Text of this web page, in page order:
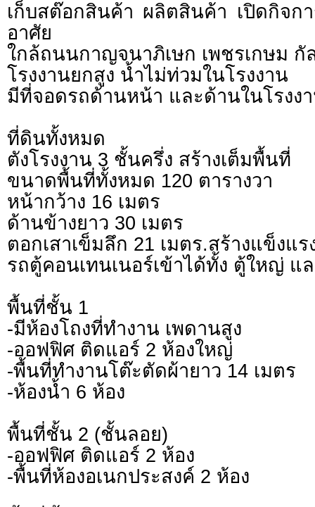
เก็บสต๊อกสินค้า ผลิตสินค้า เปิดกิจก
อาศัย
ใกล้ถนนกาญจนาภิเษก เพชรเกษม กั
โรงงานยกสูง น้ำไม่ท่วมในโรงงาน
มีที่จอดรถด้านหน้า และด้านในโรงง
ที่ดินทั้งหมด
ตังโรงงาน 3 ชั้นครึ่ง สร้างเต็มพื้นที่
ขนาดพื้นที่ทั้งหมด 120 ตารางวา
หน้ากว้าง 16 เมตร
ด้านข้างยาว 30 เมตร
ตอกเสาเข็มลึก 21 เมตร.สร้างแข็งแร
รถตู้คอนเทนเนอร์เข้าได้ทั้ง ตู้ใหญ่ แ
พื้นที่ชั้น 1
-มีห้องโถงที่ทำงาน เพดานสูง
-ออฟฟิศ ติดแอร์ 2 ห้องใหญ่
-พื้นที่ทำงานโต๊ะตัดผ้ายาว 14 เมตร
-ห้องน้ำ 6 ห้อง
พื้นที่ชั้น 2 (ชั้นลอย)
-ออฟฟิศ ติดแอร์ 2 ห้อง
-พื้นที่ห้องอเนกประสงค์ 2 ห้อง